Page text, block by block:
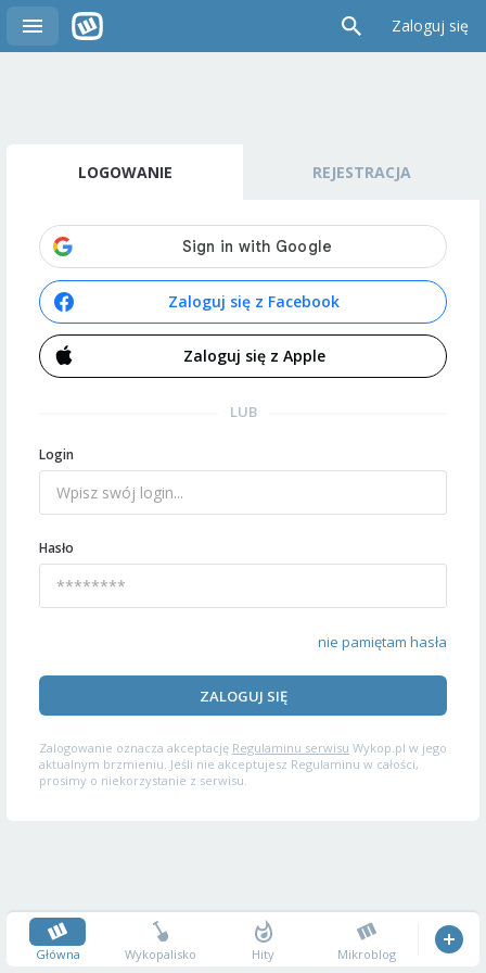
Zaloguj się
LOGOWANIE REJESTRACJA
Zaloguj się z Facebook
Zaloguj się z Apple
LUB
Login
Hasło
nie pamiętam hasła
ZALOGUJ SIĘ
Zalogowanie oznacza akceptację Regulaminu serwisu Wykop.pl w jego
aktualnym brzmieniu. Jeśli nie akceptujesz Regulaminu w całości,
prosimy o niekorzystanie z serwisu.
Główna Wykopalisko Hity Mikroblog